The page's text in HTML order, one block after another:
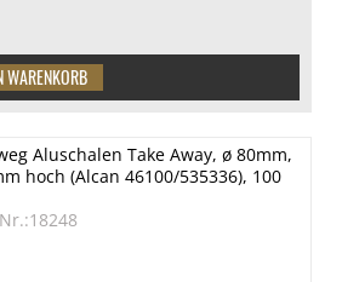
Aluschalen Take Away, ø 80mm,
hoch (Alcan 46100/535336), 100